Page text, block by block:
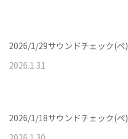
2026/1/29サウンドチェック(ぺ)
2026.1.31
2026/1/18サウンドチェック(ぺ)